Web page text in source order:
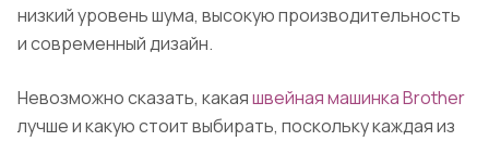
низкий уровень шума, высокую производительность
и современный дизайн.
Невозможно сказать, какаяшвейная машинка Brother
лучше и какую стоит выбирать, поскольку каждая из